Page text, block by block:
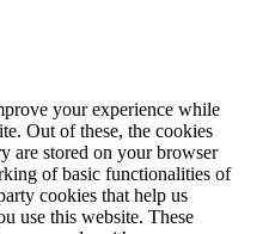
your experience while
Out of these, the cookies
are stored on your browser
of basic functionalities of
cookies that help us
use this website. These